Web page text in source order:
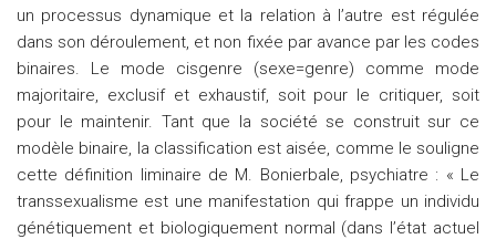
un processus dynamique et la relation à l’autre est régulée
dans son déroulement, et non fixée par avance par les codes
binaires. Le mode cisgenre (sexe=genre) comme mode
majoritaire, exclusif et exhaustif, soit pour le critiquer, soit
pour le maintenir. Tant que la société se construit sur ce
modèle binaire, la classification est aisée, comme le souligne
cette définition liminaire de M. Bonierbale, psychiatre : « Le
transsexualisme est une manifestation qui frappe un individu
génétiquement et biologiquement normal (dans l’état actuel